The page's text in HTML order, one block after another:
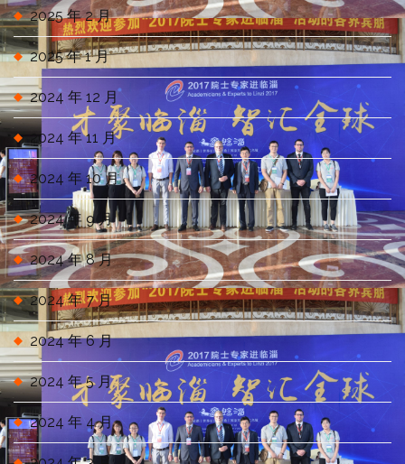
2025 年 2 月
2025 年 1 月
2024 年 12 月
2024 年 11 月
2024 年 10 月
2024 年 9 月
2024 年 8 月
2024 年 7 月
2024 年 6 月
2024 年 5 月
2024 年 4 月